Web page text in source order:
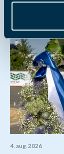
4. aug. 2026